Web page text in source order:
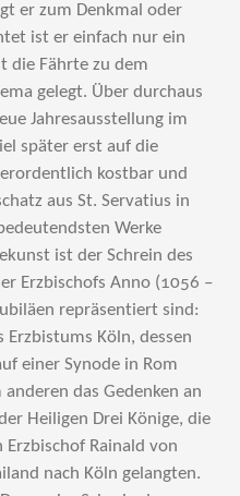
er zum Denkmal oder
ist er einfach nur ein
die Fährte zu dem
gelegt. Über durchaus
Jahresausstellung im
später erst auf die
kostbar und
aus St. Servatius in
Werke
ist der Schrein des
Erzbischofs Anno (1056 –
repräsentiert sind:
Erzbistums Köln, dessen
einer Synode in Rom
das Gedenken an
Heiligen Drei Könige, die
Rainald von
nach Köln gelangten.